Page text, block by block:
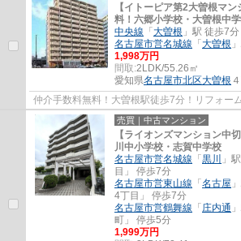
【イトーピア第2大曽根マ
料！六郷小学校・大曽根中学
中央線 「 大曽根 」駅 徒歩7分
名古屋市営名城線 「 大曽根
1,998万円
間取:2LDK/55.26㎡
愛知県名古屋市北区大曽根
仲介手数料無料！大曽根駅徒歩7分！リフォー
売買｜中古マンション
【ライオンズマンション中
川中小学校・志賀中学校
名古屋市営名城線 「 黒川
」
目」 停歩7分
名古屋市営東山線 「 名古屋
4丁目」 停歩7分
名古屋市営鶴舞線 「 庄内通
町」 停歩5分
1,999万円